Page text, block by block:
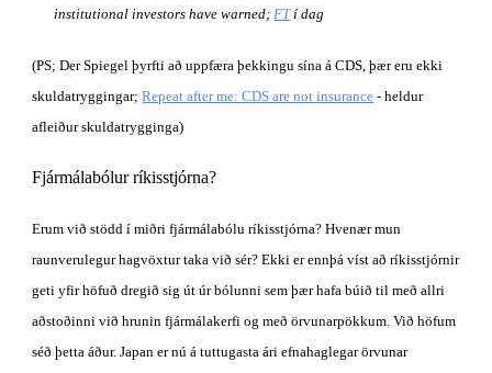
institutional investors have warned; FT í dag
(PS; Der Spiegel þyrfti að uppfæra þekkingu sína á CDS, þær eru ekki
skuldatryggingar; Repeat after me: CDS are not insurance - heldur
afleiður skuldatrygginga)
Fjármálabólur ríkisstjórna?
Erum við stödd í miðri fjármálabólu ríkisstjórna? Hvenær mun
raunverulegur hagvöxtur taka við sér? Ekki er ennþá víst að ríkisstjórnir
geti yfir höfuð dregið sig út úr bólunni sem þær hafa búið til með allri
aðstoðinni við hrunin fjármálakerfi og með örvunarpökkum. Við höfum
séð þetta áður. Japan er nú á tuttugasta ári efnahaglegar örvunar